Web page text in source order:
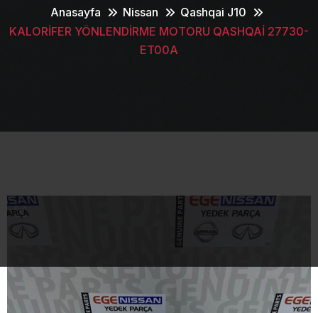
Anasayfa Nissan
Qashqai J10
KALORİFER YÖNLENDİRME MOTORU QASHQAİ 27730-
ET00A